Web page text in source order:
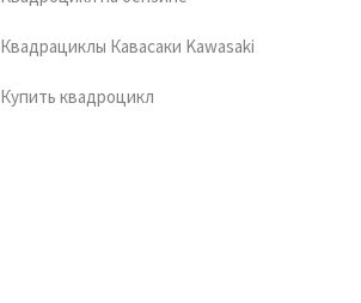
Квадрациклы Кавасаки Kawasaki
Купить квадроцикл